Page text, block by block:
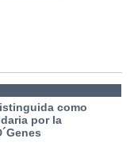
como
por la